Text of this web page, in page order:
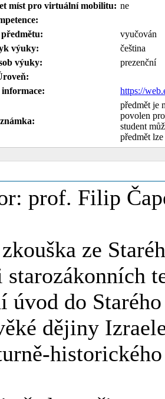
míst pro virtuální mobilitu: ne
vyučován
výuky:
čeština
výuky:
prezenční
informace:
https://
předmět je
povolen
student
předmět
prof. Filip
ze
starozákonních
úvod do
dějiny